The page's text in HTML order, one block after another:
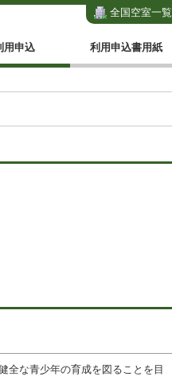
全国空室一覧
用申込 利用申込書用紙
全な青少年の育成を図ることを目